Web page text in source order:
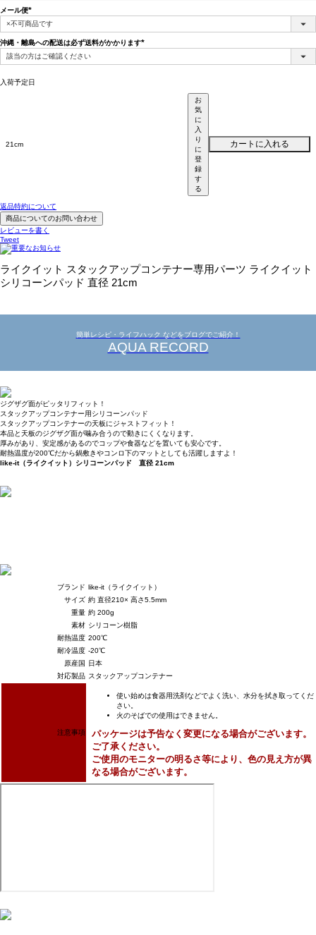
メール便
(必
須)
沖縄・離島への配送は必ず送料がかかります
入荷予定日
21cm
お
気
に
入
り
に
登
録
す
る
カートに入れる
返品特約について
商品についてのお問い合わせ
レビューを書く
Tweet
ライクイット スタックアップコンテナー専用パーツ ライクイット
シリコーンパッド 直径 21cm
簡単レシピ・ライフハック などをブログでご紹介！
AQUA RECORD
ジグザグ面がピッタリフィット！
スタックアップコンテナー用シリコーンパッド
スタックアップコンテナーの天板にジャストフィット！
本品と天板のジグザグ面が噛み合うので動きにくくなります。
厚みがあり、安定感があるのでコップや食器などを置いても安心です。
耐熱温度が200℃だから鍋敷きやコンロ下のマットとしても活躍しますよ！
like-it（ライクイット）シリコーンパッド 直径 21cm
ブランド like-it（ライクイット）
サイズ 約 直径210× 高さ5.5mm
重量 約 200g
素材 シリコーン樹脂
耐熱温度 200℃
耐冷温度 -20℃
原産国
日本
対応製品 スタックアップコンテナー
注意事項
使い始めは食器用洗剤などでよく洗い、水分を拭き取ってくだ
さい。
火のそばでの使用はできません。
パッケージは予告なく変更になる場合がございます。
ご了承ください。
ご使用のモニターの明るさ等により、色の見え方が異
なる場合がございます。